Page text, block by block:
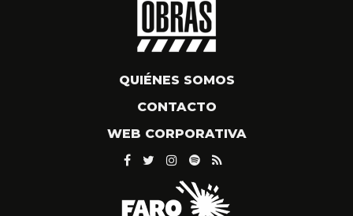
QUIÉNES SOMOS
CONTACTO
WEB CORPORATIVA